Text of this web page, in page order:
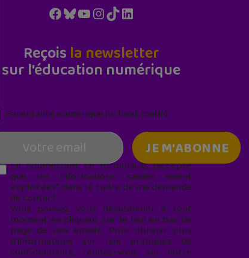
Facebook
Bluesky
YouTube
Instagram
TikTokLinkedIn
Reçois la newsletter
sur l'éducation numérique
Parentalité numérique (le lundi matin)
En soumettant ce formulaire, j’accepte
que les informations saisies soient
exploitées* dans le cadre de ma demande
de contact.
Vous pouvez vous désabonner à tout
moment en cliquant sur le lien en bas de
page de nos emails. Pour obtenir plus
d'informations sur nos pratiques de
confidentialité, rendez-vous sur notre